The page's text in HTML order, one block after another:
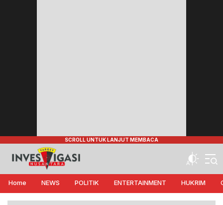
Target Investigasi Nusantara
Edukasi Nusantara
Home NEWS POLITIK ENTERTAINMENT HUKRIM